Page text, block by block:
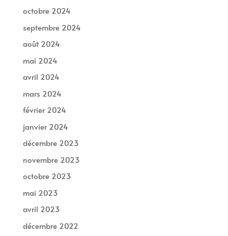
octobre 2024
septembre 2024
août 2024
mai 2024
avril 2024
mars 2024
février 2024
janvier 2024
décembre 2023
novembre 2023
octobre 2023
mai 2023
avril 2023
décembre 2022